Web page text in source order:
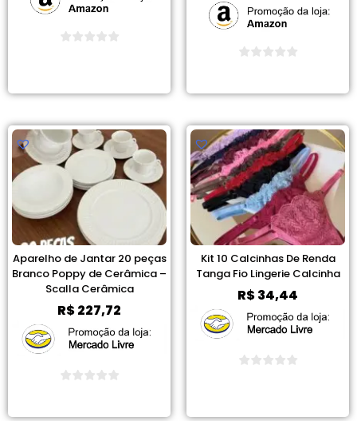
Aparelho de Jantar 20 peças
Branco Poppy de Cerâmica –
Scalla Cerâmica
R$227,72
Kit 10 Calcinhas De Renda
Tanga Fio Lingerie Calcinha
R$34,44